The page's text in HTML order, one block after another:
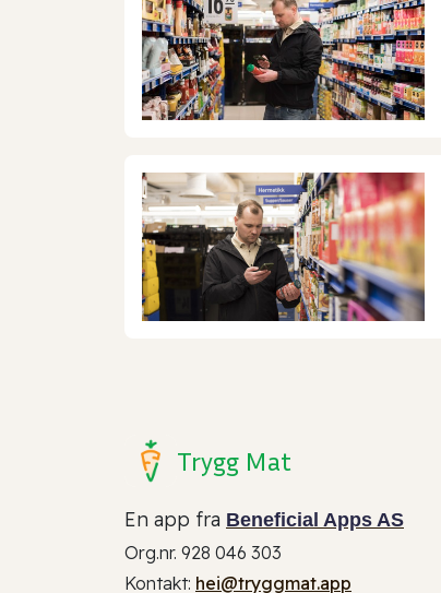
Trygg Mat
En app fra Beneficial Apps AS
Org.nr. 928 046 303
Kontakt: hei@tryggmat.app